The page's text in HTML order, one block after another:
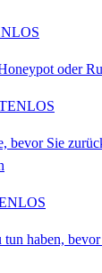
oder
bevor Sie
haben,